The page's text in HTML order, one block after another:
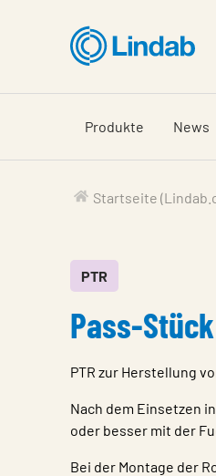
Hauptinhalt
Produkte News
Startseite
PTR
Pass-
PTR zur Herstellung
Nach dem Einsetzen
oder besser mit der
Bei der Montage der